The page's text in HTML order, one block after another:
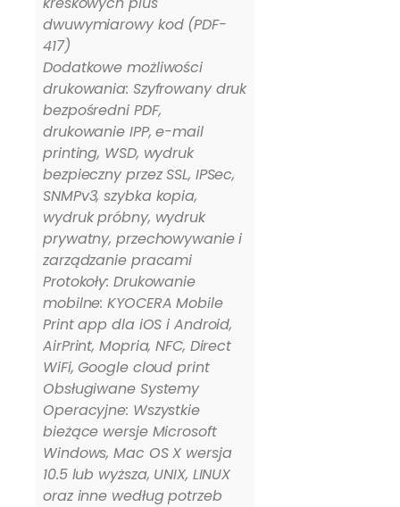
dwuwymiarowy kod (PDF-
417)
Dodatkowe możliwości
drukowania: Szyfrowany druk
bezpośredni PDF,
drukowanie IPP, e-mail
printing, WSD, wydruk
bezpieczny przez SSL, IPSec,
SNMPv3, szybka kopia,
wydruk próbny, wydruk
prywatny, przechowywanie i
zarządzanie pracami
Protokoły: Drukowanie
mobilne: KYOCERA Mobile
Print app dla iOS i Android,
AirPrint, Mopria, NFC, Direct
WiFi, Google cloud print
Obsługiwane Systemy
Operacyjne: Wszystkie
bieżące wersje Microsoft
Windows, Mac OS X wersja
10.5 lub wyższa, UNIX, LINUX
oraz inne według potrzeb